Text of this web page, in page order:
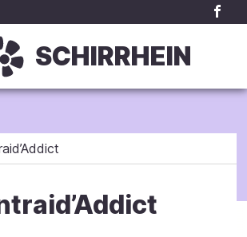
SCHIRRHEIN